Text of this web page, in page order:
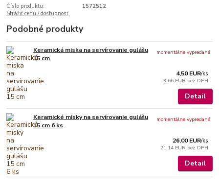
Číslo produktu:
1572512
Strážiť cenu / dostupnosť
Podobné produkty
Keramická miska na servírovanie gulášu
15 cm
4,50 EUR/ks
3,66 EUR bez DPH
momentálne vypredané
Detail
Keramické misky na servírovanie gulášu
15 cm 6 ks
26,00 EUR/ks
21,14 EUR bez DPH
momentálne vypredané
Detail